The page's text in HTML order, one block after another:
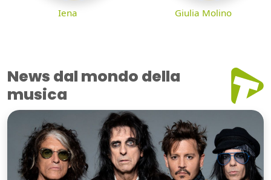
Iena Giulia Molino
News dal mondo della
musica